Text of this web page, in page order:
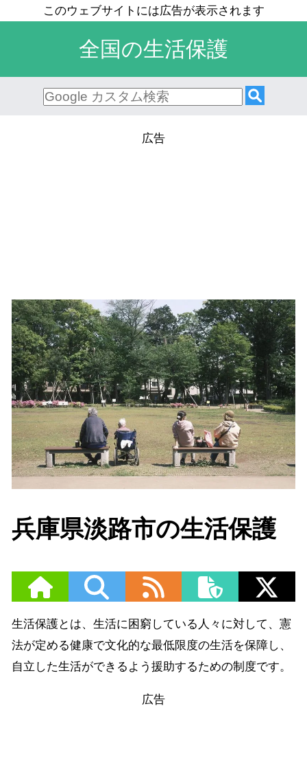
全国の生活保護
兵庫県淡路市の生活保護
生活保護とは、生活に困窮している人々に対して、憲
法が定める健康で文化的な最低限度の生活を保障し、
自立した生活ができるよう援助するための制度です。